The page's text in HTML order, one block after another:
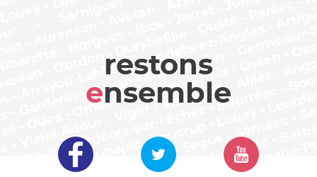
restons
ensemble